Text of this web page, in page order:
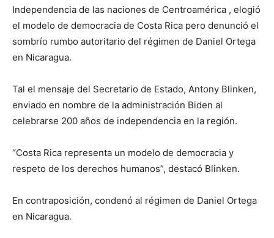
Independencia de las naciones de Centroamérica , elogió
el modelo de democracia de Costa Rica pero denunció el
sombrío rumbo autoritario del régimen de Daniel Ortega
en Nicaragua.
Tal el mensaje del Secretario de Estado, Antony Blinken,
enviado en nombre de la administración Biden al
celebrarse 200 años de independencia en la región.
“Costa Rica representa un modelo de democracia y
respeto de los derechos humanos”, destacó Blinken.
En contraposición, condenó al régimen de Daniel Ortega
en Nicaragua.